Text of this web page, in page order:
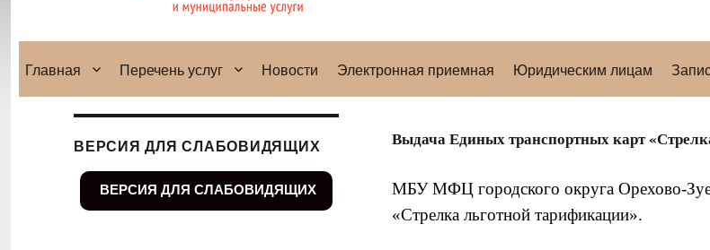
Главная Перечень услуг Новости Электронная приемная Юридическим лицам
Выдача Единых транспортных карт
МБУ МФЦ городского округа Орехово-
«Стрелка льготной тарификации».
ВЕРСИЯ ДЛЯ СЛАБОВИДЯЩИХ
ВЕРСИЯ ДЛЯ СЛАБОВИДЯЩИХ